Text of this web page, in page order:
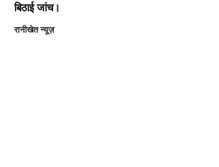
बिठाई जांच।
रानीखेत न्यूज़